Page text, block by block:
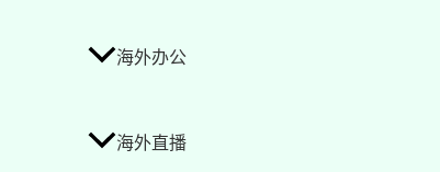
海外办公
海外直播